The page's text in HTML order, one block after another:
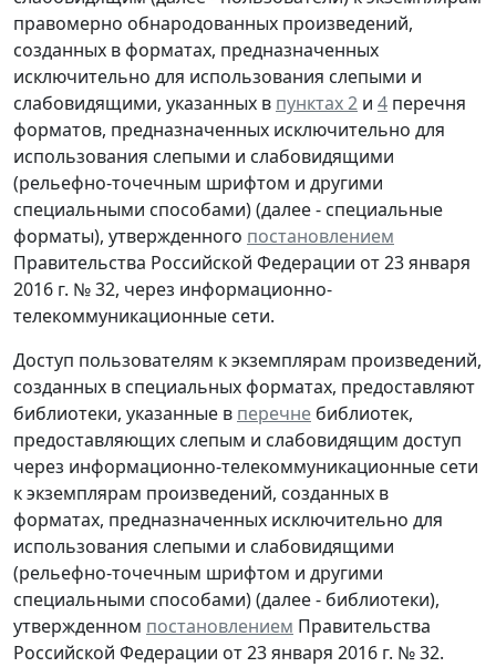
правомерно обнародованных произведений,
созданных в форматах, предназначенных
исключительно для использования слепыми и
слабовидящими, указанных в пунктах 2 и 4 перечня
форматов, предназначенных исключительно для
использования слепыми и слабовидящими
(рельефно-точечным шрифтом и другими
специальными способами) (далее - специальные
форматы), утвержденного постановлением
Правительства Российской Федерации от 23 января
2016 г. № 32, через информационно-
телекоммуникационные сети.
Доступ пользователям к экземплярам произведений,
созданных в специальных форматах, предоставляют
библиотеки, указанные в перечне библиотек,
предоставляющих слепым и слабовидящим доступ
через информационно-телекоммуникационные сети
к экземплярам произведений, созданных в
форматах, предназначенных исключительно для
использования слепыми и слабовидящими
(рельефно-точечным шрифтом и другими
специальными способами) (далее - библиотеки),
утвержденном постановлением Правительства
Российской Федерации от 23 января 2016 г. № 32.